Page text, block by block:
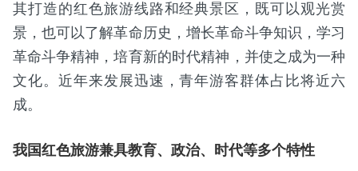
其打造的红色旅游线路和经典景区，既可以观光赏
景，也可以了解革命历史，增长革命斗争知识，学习
革命斗争精神，培育新的时代精神，并使之成为一种
文化。近年来发展迅速，青年游客群体占比将近六
成。
我国红色旅游兼具教育、政治、时代等多个特性